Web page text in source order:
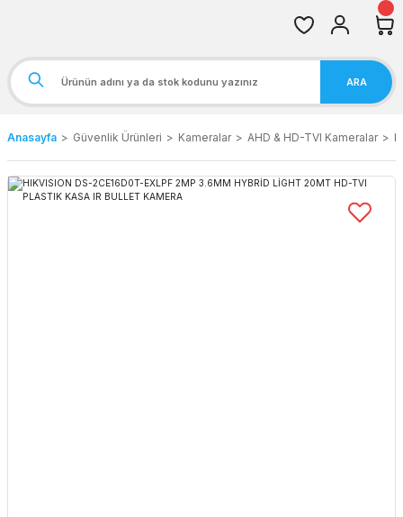
ARA
Anasayfa Güvenlik Ürünleri Kameralar AHD & HD-TVI Kameralar